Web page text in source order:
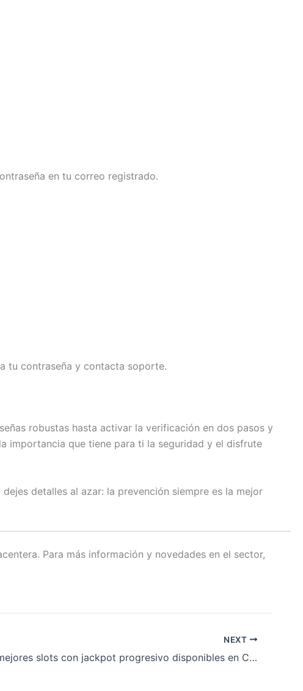
en tu correo registrado.
tu contraseña y contacta soporte.
robustas hasta activar la verificación en dos pasos y
importancia que tiene para ti la seguridad y el disfrute
detalles al azar: la prevención siempre es la mejor
Para más información y novedades en el sector,
NEXT
Los mejores slots con jackpot progresivo disponibles en Casinado Casino